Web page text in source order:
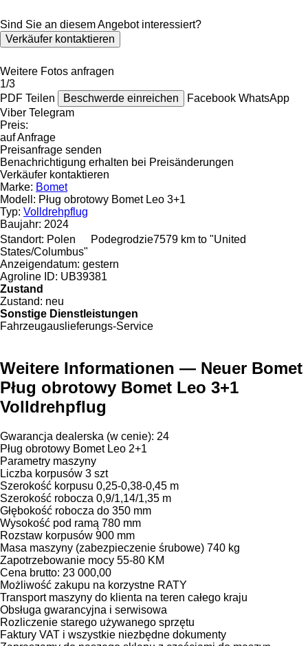
Sind Sie an diesem Angebot interessiert?
Verkäufer kontaktieren
Weitere Fotos anfragen
1/3
PDF Teilen Beschwerde einreichen Facebook WhatsApp
Viber Telegram
Preis:
auf Anfrage
Preisanfrage senden
Benachrichtigung erhalten bei Preisänderungen
Verkäufer kontaktieren
Marke: Bomet
Modell: Pług obrotowy Bomet Leo 3+1
Typ: Volldrehpflug
Baujahr: 2024
Standort: Polen Podegrodzie7579 km to "United
States/Columbus"
Anzeigendatum: gestern
Agroline ID: UB39381
Zustand
Zustand: neu
Sonstige Dienstleistungen
Fahrzeugauslieferungs-Service
Weitere Informationen — Neuer Bomet
Pług obrotowy Bomet Leo 3+1
Volldrehpflug
Gwarancja dealerska (w cenie): 24
Pług obrotowy Bomet Leo 2+1
Parametry maszyny
Liczba korpusów 3 szt
Szerokość korpusu 0,25-0,38-0,45 m
Szerokość robocza 0,9/1,14/1,35 m
Głębokość robocza do 350 mm
Wysokość pod ramą 780 mm
Rozstaw korpusów 900 mm
Masa maszyny (zabezpieczenie śrubowe) 740 kg
Zapotrzebowanie mocy 55-80 KM
Cena brutto: 23 000,00
Możliwość zakupu na korzystne RATY
Transport maszyny do klienta na teren całego kraju
Obsługa gwarancyjna i serwisowa
Rozliczenie starego używanego sprzętu
Faktury VAT i wszystkie niezbędne dokumenty